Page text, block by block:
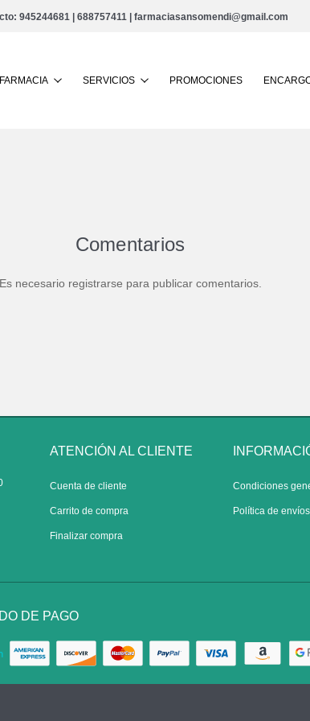
945244681 | 688757411 | farmaciasansomendi@gmail.com
SERVICIOS PROMOCIONES
Comentarios
Es necesario registrarse para publicar comentarios.
ATENCIÓN AL CLIENTE
Cuenta de cliente
Carrito de compra
Finalizar compra
Condiciones
Política de
DE PAGO